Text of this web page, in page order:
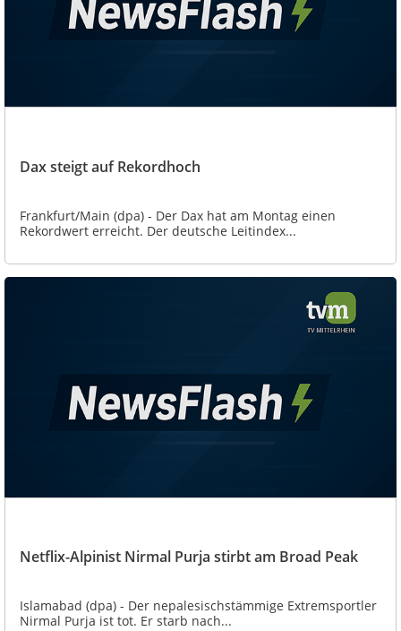
Dax steigt auf Rekordhoch
Frankfurt/Main (dpa) - Der Dax hat am Montag einen
Rekordwert erreicht. Der deutsche Leitindex...
Netflix-Alpinist Nirmal Purja stirbt am Broad Peak
Islamabad (dpa) - Der nepalesischstämmige Extremsportler
Nirmal Purja ist tot. Er starb nach...